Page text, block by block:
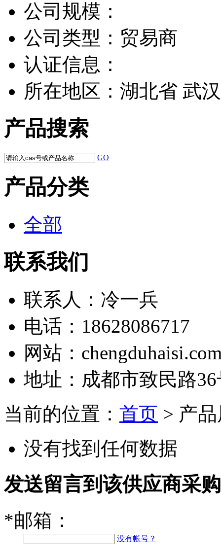
公司规模：
公司类型： 贸易商
认证信息：
所在地区： 湖北省 武汉
产品搜索
GO
产品分类
全部
联系我们
联系人： 冷一兵
电话： 18628086717
网站：
地址： 成都市致民路
当前的位置： 首页 > 产
没有找到任何数据
发送留言到该供应商采购
*邮箱：
没有帐号？